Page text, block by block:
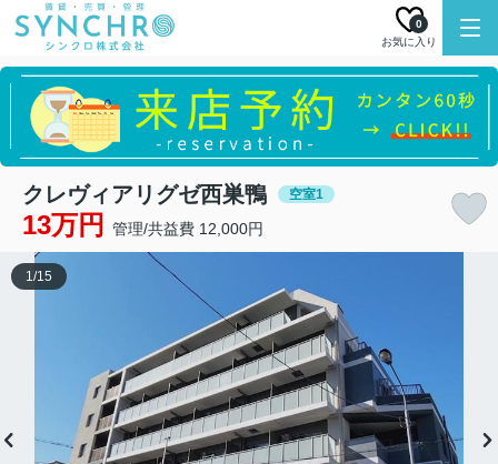
お気に入り
0
クレヴィアリグゼ西巣鴨 空室1
13万円 管理/共益費 12,000円
1 /15